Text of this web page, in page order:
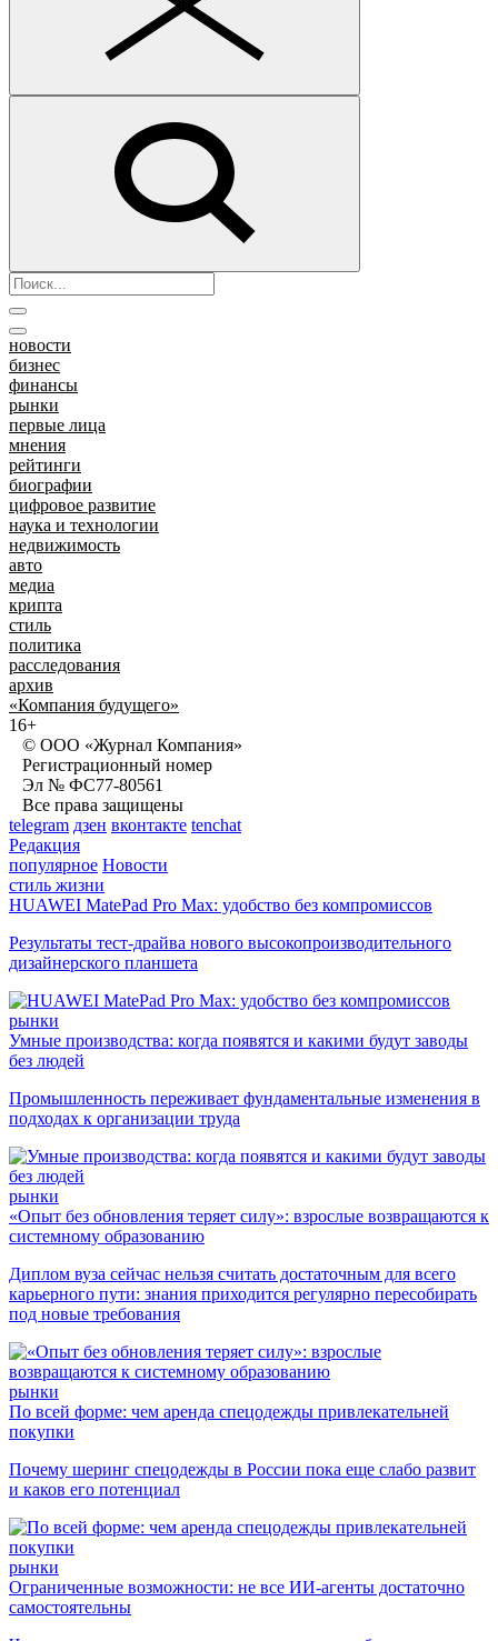
новости
бизнес
финансы
рынки
первые лица
мнения
рейтинги
биографии
цифровое развитие
наука и технологии
недвижимость
авто
медиа
крипта
стиль
политика
расследования
архив
«Компания будущего»
16+
© ООО «Журнал Компания»
Регистрационный номер
Эл № ФС77-80561
Все права защищены
telegram дзен вконтакте tenchat
Редакция
популярное Новости
стиль жизни
HUAWEI MatePad Pro Max: удобство без компромиссов
Результаты тест-драйва нового высокопроизводительного
дизайнерского планшета
рынки
Умные производства: когда появятся и какими будут заводы
без людей
Промышленность переживает фундаментальные изменения в
подходах к организации труда
рынки
«Опыт без обновления теряет силу»: взрослые возвращаются к
системному образованию
Диплом вуза сейчас нельзя считать достаточным для всего
карьерного пути: знания приходится регулярно пересобирать
под новые требования
рынки
По всей форме: чем аренда спецодежды привлекательней
покупки
Почему шеринг спецодежды в России пока еще слабо развит
и каков его потенциал
рынки
Ограниченные возможности: не все ИИ-агенты достаточно
самостоятельны